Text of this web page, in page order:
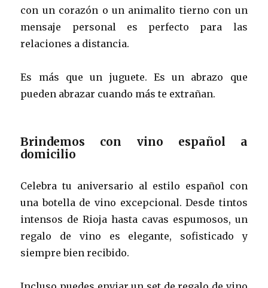
con un corazón o un animalito tierno con un
mensaje personal es perfecto para las
relaciones a distancia.
Es más que un juguete. Es un abrazo que
pueden abrazar cuando más te extrañan.
Brindemos con vino español a
domicilio
Celebra tu aniversario al estilo español con
una botella de vino excepcional. Desde tintos
intensos de Rioja hasta cavas espumosos, un
regalo de vino es elegante, sofisticado y
siempre bien recibido.